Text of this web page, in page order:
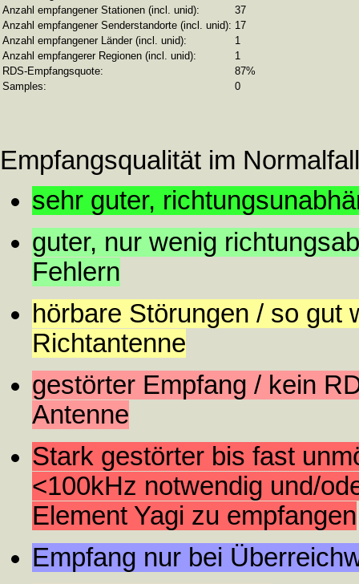
Anzahl empfangener Stationen (incl. unid):
37
Anzahl empfangener Senderstandorte (incl. unid): 17
Anzahl empfangener Länder (incl. unid):
1
Anzahl empfangerer Regionen (incl. unid):
1
RDS-Empfangsquote:
87%
Samples:
0
Empfangsqualität im
sehr guter,
guter, nur wenig
Fehlern
hörbare Störungen / so gut
Richtantenne
gestörter Empfang / kein
Antenne
Stark gestörter bis fast
<100kHz notwendig und/
Element Yagi zu empfangen
Empfang nur bei